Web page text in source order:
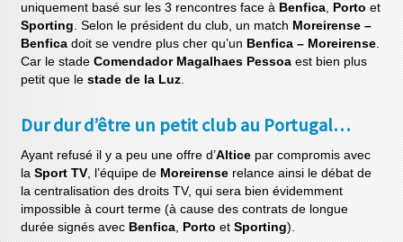
uniquement basé sur les 3 rencontres face à Benfica, Porto et
Sporting. Selon le président du club, un match Moreirense –
Benficadoit se vendre plus cher qu’un Benfica – Moreirense.
Car le stadeComendador Magalhaes Pessoa est bien plus
petit que le stade de la Luz.
Dur dur d’être un petit club au Portugal…
Ayant refusé il y a peu une offre d’Altice par compromis avec
laSport TV, l’équipe de Moreirense relance ainsi le débat de
la centralisation des droits TV, qui sera bien évidemment
impossible à court terme (à cause des contrats de longue
durée signés avec Benfica, Porto etSporting).